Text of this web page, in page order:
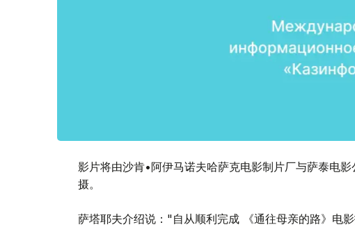
影片将由沙肯•阿伊马诺夫哈萨克电影制片厂与萨泰电
摄。
萨塔耶夫介绍说："自从顺利完成 《通往母亲的路》电